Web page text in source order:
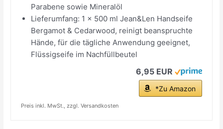
Parabene sowie Mineralöl
Lieferumfang: 1 x 500 ml Jean&Len Handseife
Bergamot & Cedarwood, reinigt beanspruchte
Hände, für die tägliche Anwendung geeignet,
Flüssigseife im Nachfüllbeutel
6,95 EUR
*Zu Amazon
Preis inkl. MwSt., zzgl. Versandkosten